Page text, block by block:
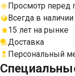
Просмотр перед
Всегда в наличии
15 лет на рынке
Доставка
Персональный